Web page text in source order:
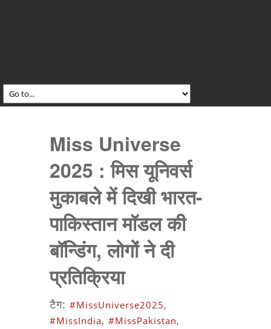
Miss Universe
2025 : मिस यूनिवर्स
मुकाबले में दिखी भारत-
पाकिस्तान मॉडल की
बॉन्डिंग, लोगों ने दी
प्रतिक्रिया
टैग: #MissUniverse2025,
#MissIndia, #MissPakistan,